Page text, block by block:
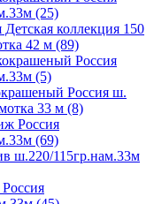
(25)
коллекция 150
42 м (89)
Россия
(5)
Россия ш.
33 м (8)
Россия
(69)
ш.220/115гр.нам.33м